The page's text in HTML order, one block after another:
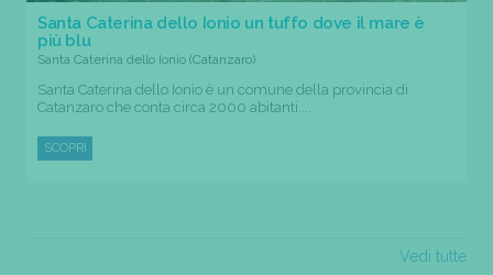
Santa Caterina dello Ionio un tuffo dove il mare è
più blu
Santa Caterina dello Ionio (Catanzaro)
Santa Caterina dello Ionio è un comune della provincia di
Catanzaro che conta circa 2000 abitanti....
SCOPRI
Vedi tutte